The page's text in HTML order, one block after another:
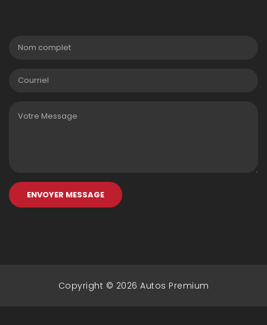
ENVOYER MESSAGE
Copyright © 2026 Autos Premium